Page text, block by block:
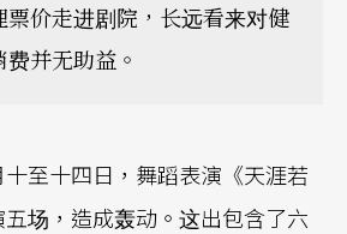
价走进剧院，长远看来对健
并无助益。
至十四日，舞蹈表演《天涯若
场，造成轰动。这出包含了六